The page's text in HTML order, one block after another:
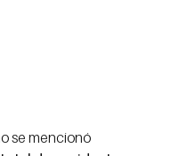
se mencionó